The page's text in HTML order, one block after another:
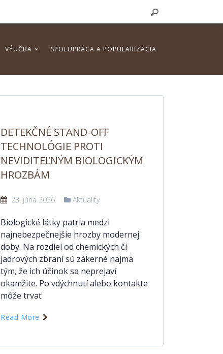
VÝUČBA SPOLUPRÁCA A POPULARIZÁCIA
DETEKČNÉ STAND-OFF
TECHNOLÓGIE PROTI
NEVIDITEĽNÝM BIOLOGICKÝM
HROZBÁM
23. júna 2026 Aktuality
Biologické látky patria medzi
najnebezpečnejšie hrozby modernej
doby. Na rozdiel od chemických či
jadrových zbraní sú zákerné najmä
tým, že ich účinok sa neprejaví
okamžite. Po vdýchnutí alebo kontakte
môže trvať
Read More